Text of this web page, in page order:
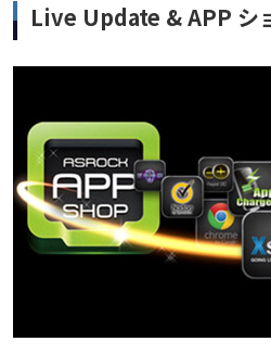
Live Update & APP シ